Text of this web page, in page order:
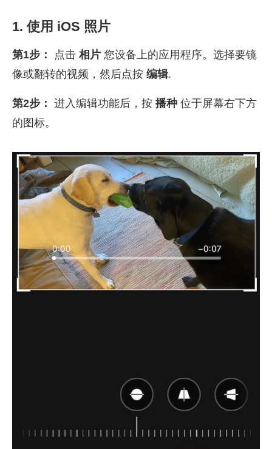
1. 使用 iOS 照片
第1步： 点击 相片 您设备上的应用程序。选择要镜
像或翻转的视频，然后点按 编辑.
第2步： 进入编辑功能后，按 播种 位于屏幕右下方
的图标。